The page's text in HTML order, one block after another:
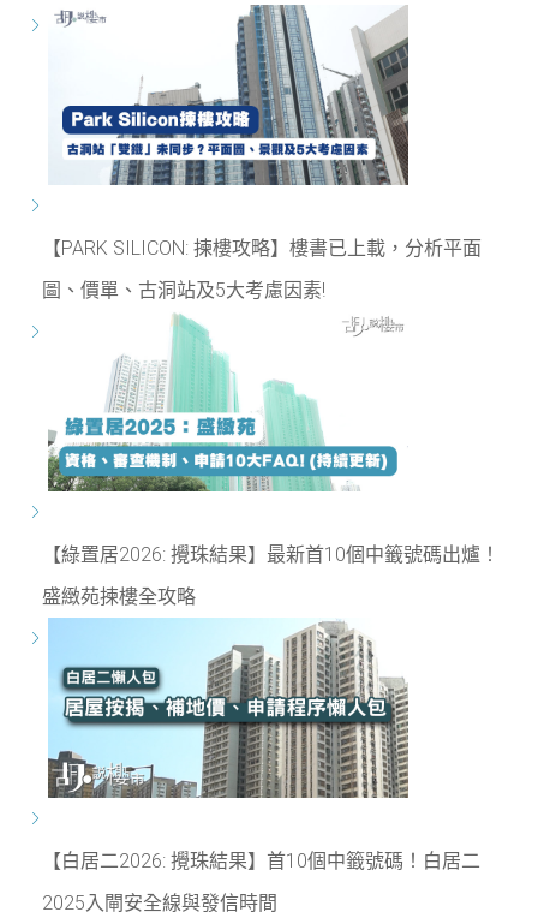
【PARK SILICON: 揀樓攻略】樓書已上載，分析平面
圖、價單、古洞站及5大考慮因素!
【綠置居2026: 攪珠結果】最新首10個中籤號碼出爐！
盛緻苑揀樓全攻略
【白居二2026: 攪珠結果】首10個中籤號碼！白居二
2025入閘安全線與發信時間